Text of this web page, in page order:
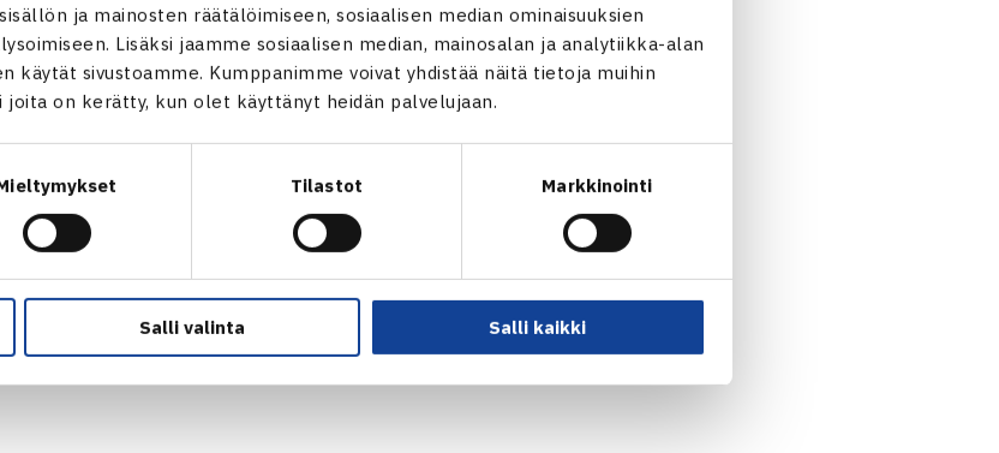
ja mainosten räätälöimiseen, sosiaalisen median ominaisuuksien
Lisäksi jaamme sosiaalisen median, mainosalan ja analytiikka-alan
käytät sivustoamme. Kumppanimme voivat yhdistää näitä tietoja muihin
on kerätty, kun olet käyttänyt heidän palvelujaan.
Tilastot Markkinointi
Salli valinta Salli kaikki